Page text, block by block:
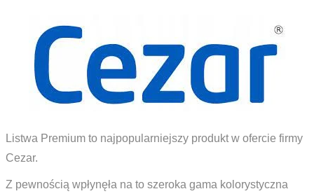
Listwa Premium to najpopularniejszy produkt w ofercie firmy
Cezar.
Z pewnością wpłynęła na to szeroka gama kolorystyczna